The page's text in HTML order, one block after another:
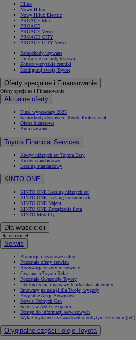
Hilux
Nowy Hilux
Nowy Hilux Electric
PROACE Max
PROACE
PROACE Verso
PROACE CITY
PROACE CITY Verso
Samochody używane
Umów się na jazdę testową
Zobacz wszystkie cenniki
Konfiguruj swoją Toyotę
Oferty specjalne i Finansowanie
Oferty specjalne i Finansowanie
Aktualne oferty
Finał wyprzedaży 2025
Samochody dostawcze Toyota Professional
Oferta biznesowa
Auta używane
Toyota Financial Services
Kredyt niższych rat Toyota Easy
Kredyt standardowy
Leasing standardowy
KINTO ONE
KINTO ONE Leasing niższych rat
KINTO ONE Leasing konsumencki
KINTO ONE Najem
KINTO ONE Zarządzanie flotą
KINTO Mobility
Dla właścicieli
Dla właścicieli
Serwis
Promocje i sezonowe usługi
Pozostałe oferty serwisu
Rezerwacja wizyty w serwisie
Gwarancja Toyota Relax
Pozostałe Gwarancje Toyoty
Ubezpieczenia i naprawy blacharsko-lakiernicze
Innowacyjne usługi dla Twojej wygody
Bezpłatne Akcje Serwisowe
Serwis Dobrych Cen
Serwis w ASO się opłaca
Dostęp do informacji serwisowych
Wykaz wydanych zaświadczeń o odbytym szkoleniu (pdf)
Oryginalne części i oleje Toyota